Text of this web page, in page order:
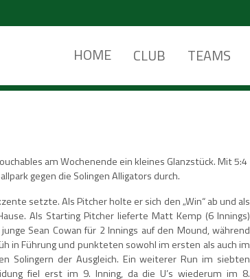
HOME CLUB TEAMS
am Wochenende ein kleines Glanzstück. Mit 5:4
gegen die Solingen Alligators durch.
setzte. Als Pitcher holte er sich den „Win“ ab und als
Als Starting Pitcher lieferte Matt Kemp (6 Innings)
Sean Cowan für 2 Innings auf den Mound, während
in Führung und punkteten sowohl im ersten als auch im
Solingern der Ausgleich. Ein weiterer Run im siebten
fiel erst im 9. Inning, da die U’s wiederum im 8.